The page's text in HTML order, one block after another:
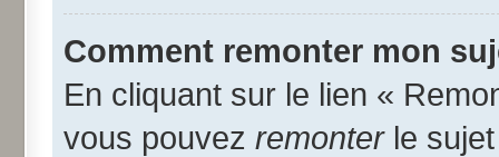
Comment remonter mon
En cliquant sur le lien «
vous pouvez remonterle sujet